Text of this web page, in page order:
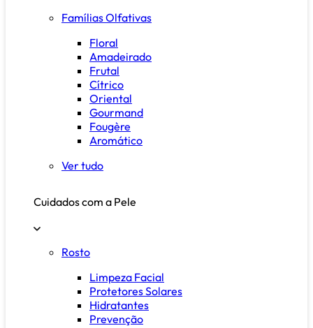
Famílias Olfativas
Floral
Amadeirado
Frutal
Cítrico
Oriental
Gourmand
Fougère
Aromático
Ver tudo
Cuidados com a Pele
Rosto
Limpeza Facial
Protetores Solares
Hidratantes
Prevenção